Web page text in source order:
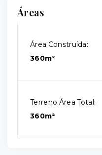
Áreas
Área Construída:
360m²
Terreno Área Total:
360m²